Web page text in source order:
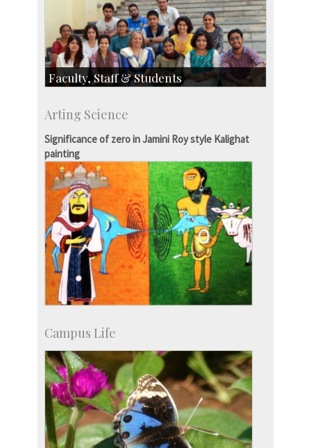
Faculty, Staff & Students
Students
Staff
Arting Science
Significance of zero in Jamini Roy style Kalighat
painting
Campus Life